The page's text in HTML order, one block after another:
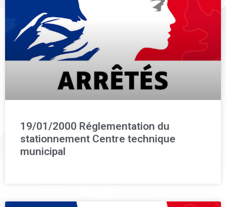
19/01/2000 Réglementation du
stationnement Centre technique
municipal